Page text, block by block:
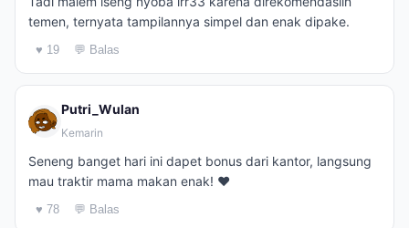
temen, ternyata tampilannya simpel dan enak dipake.
♥ 19 💬 Balas
Putri_Wulan
Kemarin
Seneng banget hari ini dapet bonus dari kantor, langsung
mau traktir mama makan enak! ❤️
♥ 78 💬 Balas